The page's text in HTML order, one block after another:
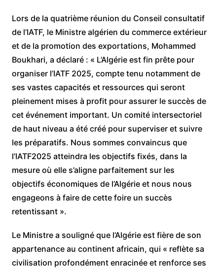
Lors de la quatrième réunion du Conseil consultatif
de l’IATF, le Ministre algérien du commerce extérieur
et de la promotion des exportations, Mohammed
Boukhari, a déclaré : « L’Algérie est fin prête pour
organiser l’IATF 2025, compte tenu notamment de
ses vastes capacités et ressources qui seront
pleinement mises à profit pour assurer le succès de
cet événement important. Un comité intersectoriel
de haut niveau a été créé pour superviser et suivre
les préparatifs. Nous sommes convaincus que
l’IATF2025 atteindra les objectifs fixés, dans la
mesure où elle s’aligne parfaitement sur les
objectifs économiques de l’Algérie et nous nous
engageons à faire de cette foire un succès
retentissant ».
Le Ministre a souligné que l’Algérie est fière de son
appartenance au continent africain, qui « reflète sa
civilisation profondément enracinée et renforce ses